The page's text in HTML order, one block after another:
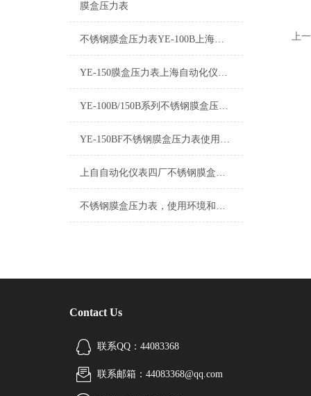
膜盒压力表
不锈钢膜盒压力表YE-100B上海自动化仪表四厂
YE-150膜盒压力表上海自动化仪表四厂白云牌技术参数指标
YE-100B/150B系列不锈钢膜盒压力表选型样册
YE-150BF不锈钢膜盒压力表使用环境条件和工作原理
上自自动化仪表四厂不锈钢膜盒压力表使用环境条件和工作原理
不锈钢膜盒压力表，使用环境和工作原理
上
Contact Us
联系QQ：44083368
联系邮箱：44083368@qq.com